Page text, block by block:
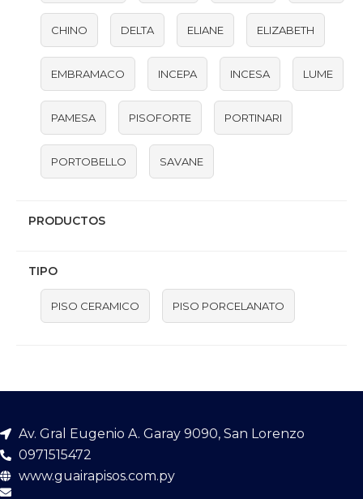
CHINO DELTA ELIANE ELIZABETH
EMBRAMACO INCEPA INCESA LUME
PAMESA PISOFORTE PORTINARI
PORTOBELLO SAVANE
PRODUCTOS
TIPO
PISO CERAMICO PISO PORCELANATO
Av. Gral Eugenio A. Garay 9090, San Lorenzo
0971515472
www.guairapisos.com.py